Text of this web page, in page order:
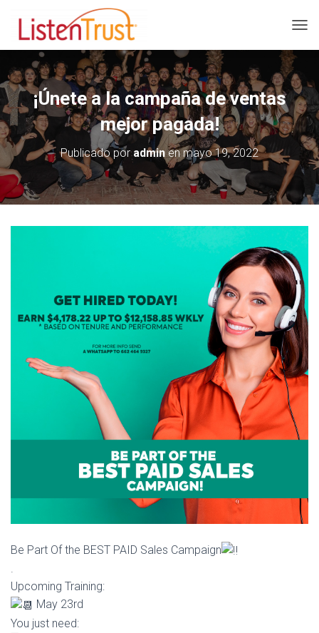
A
B
I
A
R
M
O
O
E
A
V
G
A
C
I
Ó
N
¡Únete a la campaña de ventas
mejor pagada!
Publicado poradminenmayo 19, 2022
Be Part Of the BEST PAID Sales Campaign
.
Upcoming Training:
May 23rd
You just need: